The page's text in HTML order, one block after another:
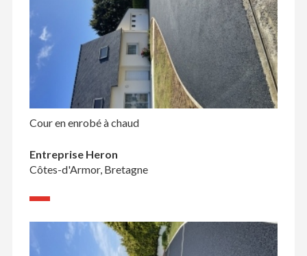
Cour en enrobé à chaud
Entreprise Heron
Côtes-d'Armor, Bretagne